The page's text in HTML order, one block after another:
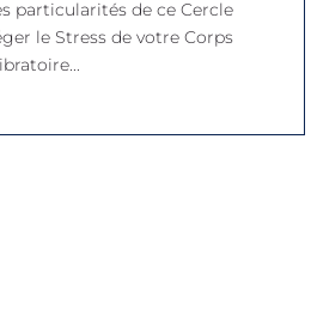
particularités de ce Cercle
le Stress de votre Corps